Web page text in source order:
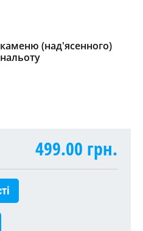
(над'ясенного)
499.00 грн.